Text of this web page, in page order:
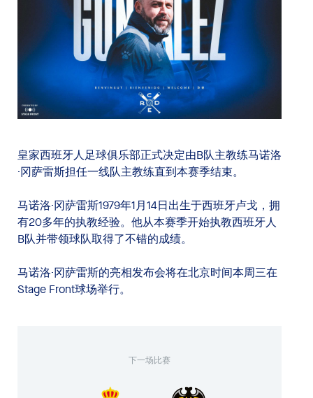
皇家西班牙人足球俱乐部正式决定由B队主教练马诺洛
·冈萨雷斯担任一线队主教练直到本赛季结束。
马诺洛·冈萨雷斯1979年1月14日出生于西班牙卢戈，拥
有20多年的执教经验。他从本赛季开始执教西班牙人
B队并带领球队取得了不错的成绩。
马诺洛·冈萨雷斯的亮相发布会将在北京时间本周三在
Stage Front球场举行。
下一场比赛